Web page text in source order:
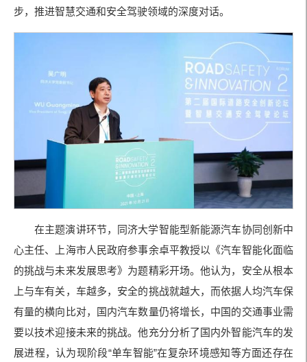
步，推进智慧交通和安全驾驶领域的深度对话。
在主题演讲环节，同济大学智能型新能源汽车协同创新中
心主任、上海市人民政府参事余卓平教授以《汽车智能化面临
的挑战与未来发展思考》为题精彩开场。他认为，安全从根本
上与车有关，车越多，安全的挑战就越大，而依据人均汽车保
有量的横向比对，国内汽车数量仍将增长，中国的交通事业需
要以技术迎接未来的挑战。他充分分析了国内外智能汽车的发
展进程，认为现阶段“单车智能”在复杂环境感知等方面还存在